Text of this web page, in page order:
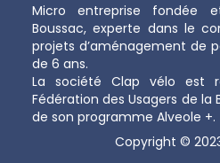
Micro entreprise fondée
Boussac, experte dans le
projets d’aménagement de
de 6 ans.
La société Clap vélo est
Fédération des Usagers de
de son programme Alveole +.
Copyright ©